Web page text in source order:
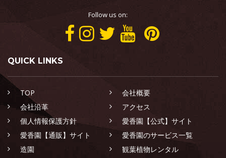
Follow us on:
QUICK LINKS
TOP
会社概要
会社沿革
アクセス
個人情報保護方針
愛香園【公式】サイト
愛香園【通販】サイト
愛香園のサービス一覧
造園
観葉植物レンタル